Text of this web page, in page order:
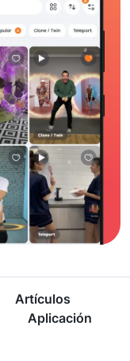
Artículos
Aplicación